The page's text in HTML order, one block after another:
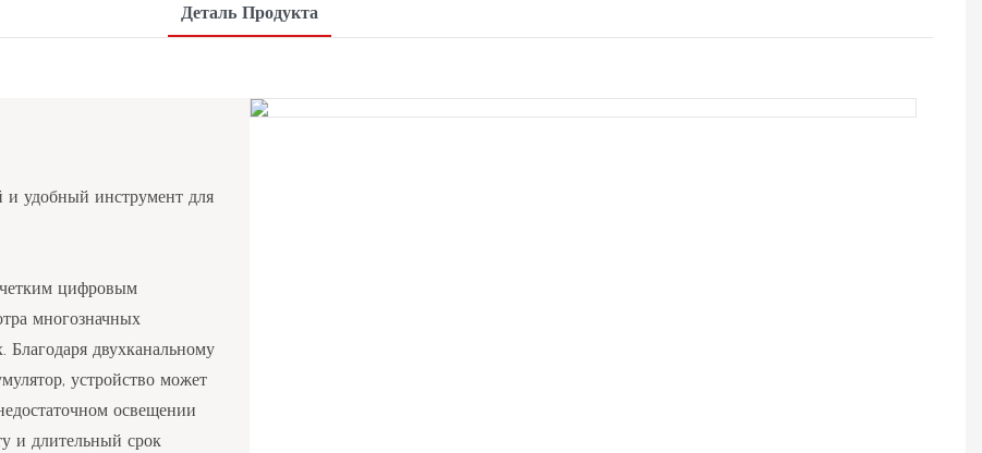
Деталь Продукта
удобный инструмент для
цифровым
многозначных
двухканальному
устройство может
освещении
и длительный срок